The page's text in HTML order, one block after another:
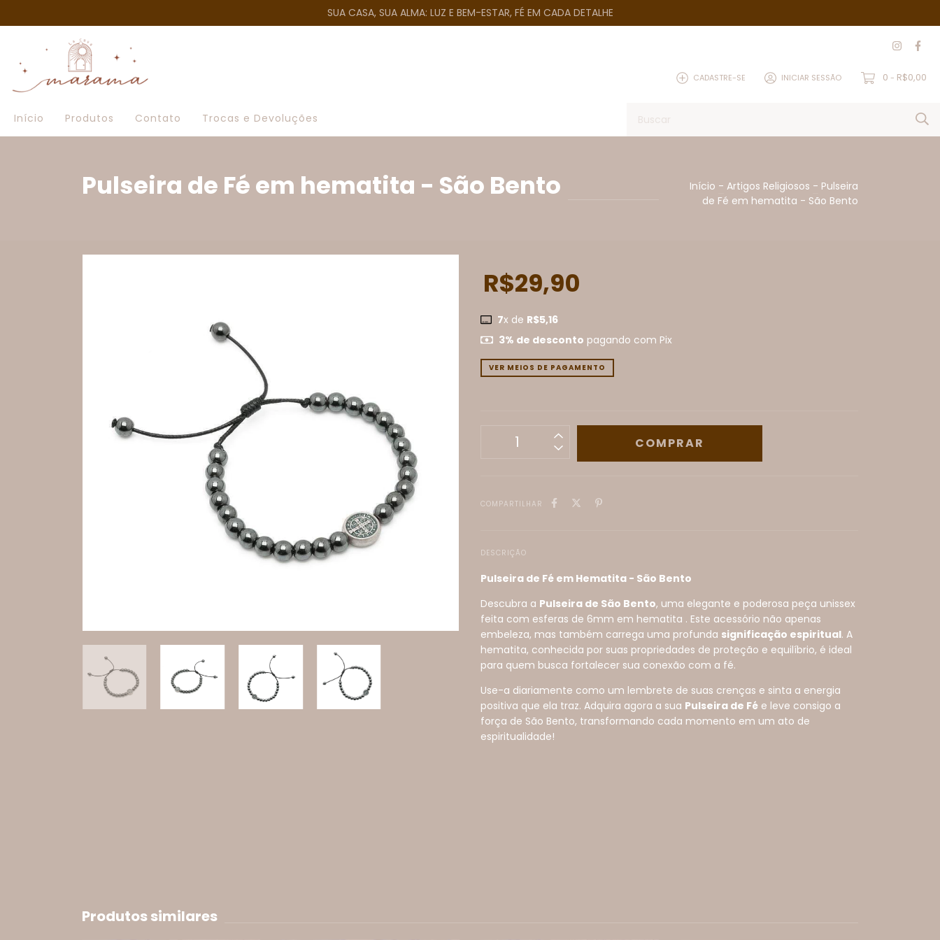
SUA CASA, SUA ALMA: LUZ E BEM-ESTAR, FÉ EM CADA DETALHE
CADASTRE-SE INICIAR SESSÃO 0 - R$0,00
Início Produtos Contato Trocas e Devoluções
Pulseira de Fé em hematita - São Bento Início - Artigos Religiosos - Pulseira
de Fé em hematita - São Bento
R$29,90
7x de R$5,16
3% de desconto pagando com Pix
VER MEIOS DE PAGAMENTO
COMPARTILHAR
DESCRIÇÃO
Pulseira de Fé em Hematita - São Bento
Descubra a Pulseira de São Bento, uma elegante e poderosa peça unissex
feita com esferas de 6mm em hematita . Este acessório não apenas
embeleza, mas também carrega uma profunda significação espiritual. A
hematita, conhecida por suas propriedades de proteção e equilíbrio, é ideal
para quem busca fortalecer sua conexão com a fé.
Use-a diariamente como um lembrete de suas crenças e sinta a energia
positiva que ela traz. Adquira agora a sua Pulseira de Fé e leve consigo a
força de São Bento, transformando cada momento em um ato de
espiritualidade!
Produtos similares